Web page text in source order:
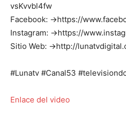
vsKvvbl4fw
Facebook: →https://
Instagram: →https://
Sitio Web: →http://
#Lunatv #Canal53
Enlace del video